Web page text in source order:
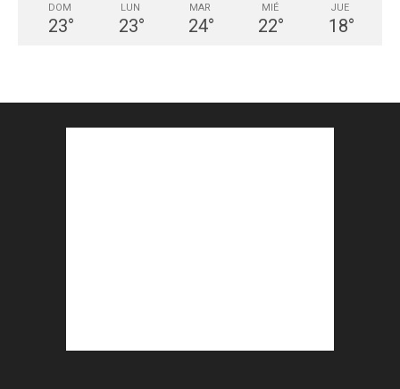
DOM
23°
LUN
23°
MAR
24°
MIÉ
22°
JUE
18°